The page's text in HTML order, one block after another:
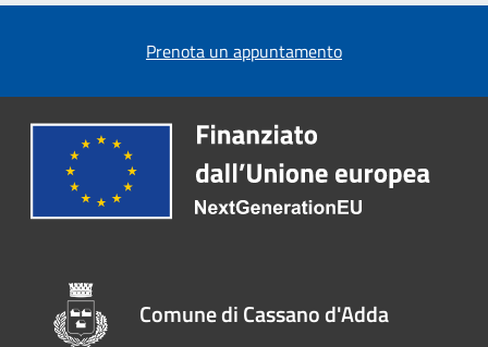
Prenota un appuntamento
Comune di Cassano d'Adda